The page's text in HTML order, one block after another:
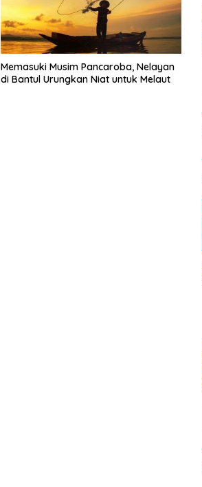
Memasuki Musim Pancaroba, Nelayan
di Bantul Urungkan Niat untuk Melaut